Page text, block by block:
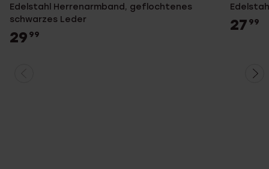
Edelstahl Herrenarmband, geflochtenes
schwarzes Leder
29 99
27 99